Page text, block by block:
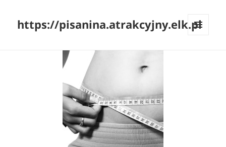
https://pisanina.atrakcyjny.elk.pl